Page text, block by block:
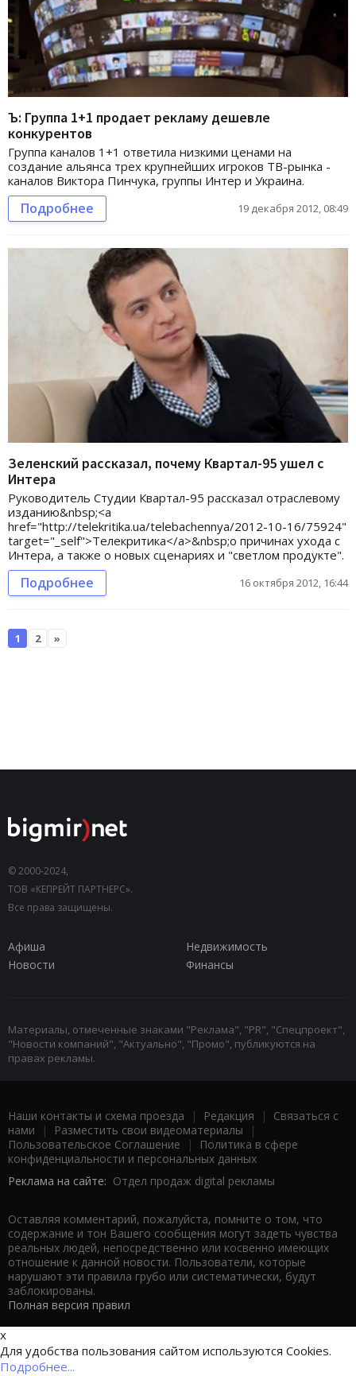
Ъ: Группа 1+1 продает рекламу дешевле
конкурентов
Группа каналов 1+1 ответила низкими ценами на
создание альянса трех крупнейших игроков ТВ-рынка -
каналов Виктора Пинчука, группы Интер и Украина.
Подробнее 19 декабря 2012, 08:49
Зеленский рассказал, почему Квартал-95 ушел с
Интера
Руководитель Студии Квартал-95 рассказал отраслевому
изданию&nbsp;<a
href="http://telekritika.ua/telebachennya/2012-10-16/75924"
target="_self">Телекритика</a>&nbsp;о причинах ухода с
Интера, а также о новых сценариях и "светлом продукте".
Подробнее 16 октября 2012, 16:44
1 2 »
© 2000-2024,
ТОВ «КЕПРЕЙТ ПАРТНЕРС».
Все права защищены.
Афиша
Недвижимость
Новости
Финансы
Материалы, отмеченные знаками "Реклама", "PR", "Спецпроект",
"Новости компаний", "Актуально", "Промо", публикуются на
правах рекламы.
Наши контакты и схема проезда | Редакция | Связаться с
нами | Разместить свои видеоматериалы |
Пользовательское Соглашение |
Политика в сфере
конфиденциальности и персональных данных
Реклама на сайте: Отдел продаж digital рекламы
Оставляя комментарий, пожалуйста, помните о том, что
содержание и тон Вашего сообщения могут задеть чувства
реальных людей, непосредственно или косвенно имеющих
отношение к данной новости. Пользователи, которые
нарушают эти правила грубо или систематически, будут
заблокированы.
Полная версия правил
x
Для удобства пользования сайтом используются Cookies.
Подробнее...